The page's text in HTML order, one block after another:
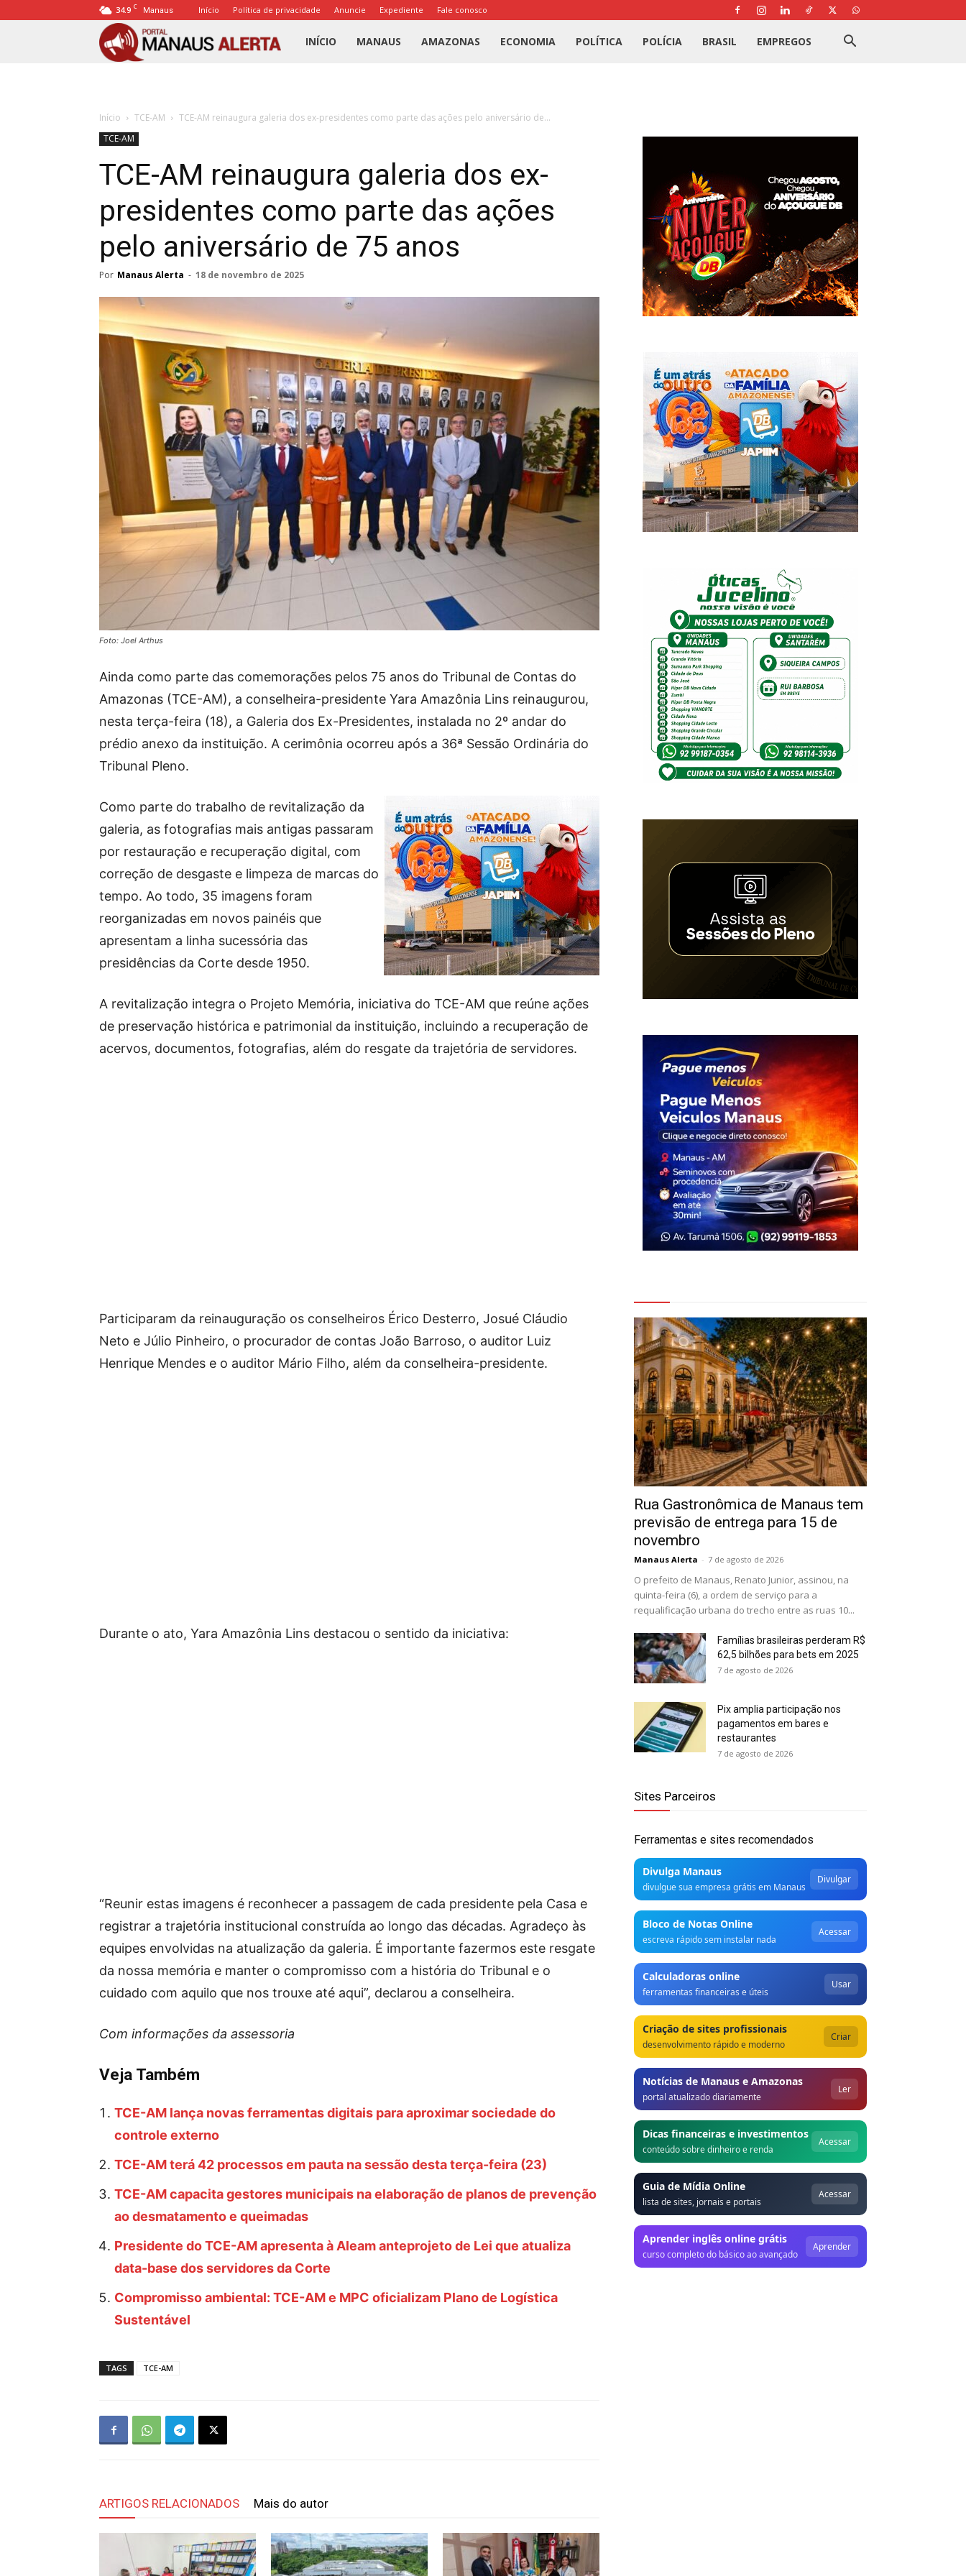
34.9 C Manaus Início Política de privacidade Anuncie Expediente Fale conosco
Portal
Alerta
INÍCIO MANAUS AMAZONAS ECONOMIA POLÍTICA POLÍCIA BRASIL EMPREGOS
Início TCE-AM
TCE-AM reinaugura galeria dos ex-presidentes como parte das ações pelo aniversário de...
TCE-AM
TCE-AM reinaugura galeria dos ex-
presidentes como parte das ações
pelo aniversário de 75 anos
Por Manaus Alerta - 18 de novembro de 2025
Foto: Joel Arthus
Ainda como parte das comemorações pelos 75 anos do Tribunal de Contas do
Amazonas (TCE-AM), a conselheira-presidente Yara Amazônia Lins reinaugurou,
nesta terça-feira (18), a Galeria dos Ex-Presidentes, instalada no 2º andar do
prédio anexo da instituição. A cerimônia ocorreu após a 36ª Sessão Ordinária do
Tribunal Pleno.
Como parte do trabalho de revitalização da
galeria, as fotografias mais antigas passaram
por restauração e recuperação digital, com
correção de desgaste e limpeza de marcas do
tempo. Ao todo, 35 imagens foram
reorganizadas em novos painéis que
apresentam a linha sucessória das
presidências da Corte desde 1950.
A revitalização integra o Projeto Memória, iniciativa do TCE-AM que reúne ações
de preservação histórica e patrimonial da instituição, incluindo a recuperação de
acervos, documentos, fotografias, além do resgate da trajetória de servidores.
Participaram da reinauguração os conselheiros Érico Desterro, Josué Cláudio
Neto e Júlio Pinheiro, o procurador de contas João Barroso, o auditor Luiz
Henrique Mendes e o auditor Mário Filho, além da conselheira-presidente.
Durante o ato, Yara Amazônia Lins destacou o sentido da iniciativa:
“Reunir estas imagens é reconhecer a passagem de cada presidente pela Casa e
registrar a trajetória institucional construída ao longo das décadas. Agradeço às
equipes envolvidas na atualização da galeria. É importante fazermos este resgate
da nossa memória e manter o compromisso com a história do Tribunal e o
cuidado com aquilo que nos trouxe até aqui”, declarou a conselheira.
Com informações da assessoria
Veja Também
TCE-AM lança novas ferramentas digitais para aproximar sociedade do
controle externo
TCE-AM terá 42 processos em pauta na sessão desta terça-feira (23)
TCE-AM capacita gestores municipais na elaboração de planos de prevenção
ao desmatamento e queimadas
Presidente do TCE-AM apresenta à Aleam anteprojeto de Lei que atualiza
data-base dos servidores da Corte
Compromisso ambiental: TCE-AM e MPC oficializam Plano de Logística
Sustentável
TAGS TCE-AM
ARTIGOS RELACIONADOS Mais do autor
Rua Gastronômica de Manaus tem
previsão de entrega para 15 de
novembro
Manaus Alerta - 7 de agosto de 2026
O prefeito de Manaus, Renato Junior, assinou, na
quinta-feira (6), a ordem de serviço para a
requalificação urbana do trecho entre as ruas 10...
Famílias brasileiras perderam R$
62,5 bilhões para bets em 2025
7 de agosto de 2026
Pix amplia participação nos
pagamentos em bares e
restaurantes
7 de agosto de 2026
Sites Parceiros
Ferramentas e sites recomendados
Divulga Manaus
divulgue sua empresa grátis em Manaus
Divulgar
Bloco de Notas Online
escreva rápido sem instalar nada
Acessar
Calculadoras online
ferramentas financeiras e úteis
Usar
Criação de sites profissionais
desenvolvimento rápido e moderno
Criar
Notícias de Manaus e Amazonas
portal atualizado diariamente
Ler
Dicas financeiras e investimentos
conteúdo sobre dinheiro e renda
Acessar
Guia de Mídia Online
lista de sites, jornais e portais
Acessar
Aprender inglês online grátis
curso completo do básico ao avançado
Aprender